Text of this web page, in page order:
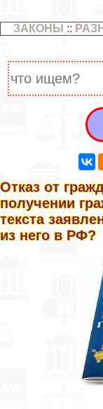
ЗАКОНЫ ::
Отказ от
получении
текста
из него в РФ?